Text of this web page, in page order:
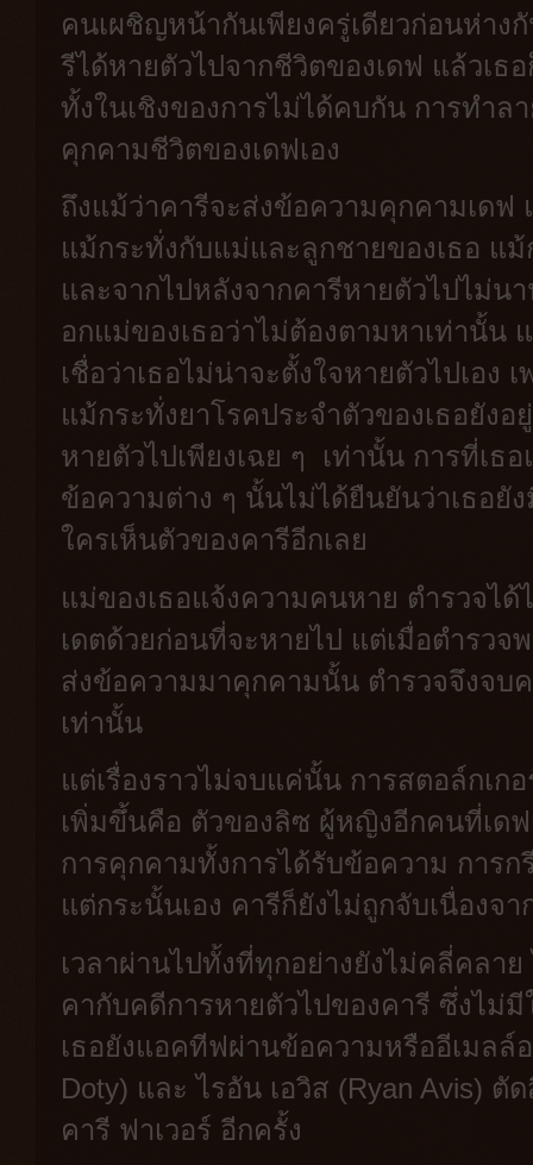
คนเผชิญหน้ากันเพียงครู่เดียวก่อนห่า
รีได้หายตัวไปจากชีวิตของเดฟ แล้วเธ
ทั้งในเชิงของการไม่ได้คบกัน การทำล
คุกคามชีวิตของเดฟเอง
ถึงแม้ว่าคารีจะส่งข้อความคุกคามเดฟ
แม้กระทั่งกับแม่และลูกชายของเธอ แ
และจากไปหลังจากคารีหายตัวไปไม่น
อกแม่ของเธอว่าไม่ต้องตามหาเท่านั้น
เชื่อว่าเธอไม่น่าจะตั้งใจหายตัวไปเอง
แม้กระทั่งยาโรคประจำตัวของเธอยังอ
หายตัวไปเพียงเฉย ๆ เท่านั้น การที่เธ
ข้อความต่าง ๆ นั้นไม่ได้ยืนยันว่าเธอยั
ใครเห็นตัวของคารีอีกเลย
แม่ของเธอแจ้งความคนหาย ตำรวจได้
เดตด้วยก่อนที่จะหายไป แต่เมื่อตำรวจ
ส่งข้อความมาคุกคามนั้น ตำรวจจึงจบ
เท่านั้น
แต่เรื่องราวไม่จบแค่นั้น การสตอล์กเก
เพิ่มขึ้นคือ ตัวของลิซ ผู้หญิงอีกคนที่เดฟ
การคุกคามทั้งการได้รับข้อความ การก
แต่กระนั้นเอง คารีก็ยังไม่ถูกจับเนื่องจ
เวลาผ่านไปทั้งที่ทุกอย่างยังไม่คลี่คลา
คากับคดีการหายตัวไปของคารี ซึ่งไม่
เธอยังแอคทีฟผ่านข้อความหรืออีเมล
Doty) และ ไรอัน เอวิส (Ryan Avis)
คารี ฟาเวอร์ อีกครั้ง